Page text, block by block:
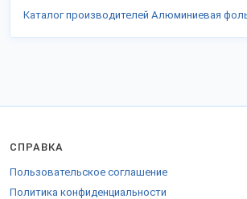
Каталог производителей Алюминиевая
СПРАВКА
Пользовательское соглашение
Политика конфиденциальности